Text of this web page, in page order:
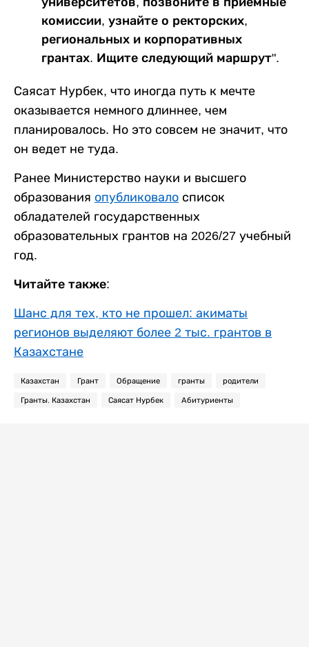
комиссии, узнайте о ректорских,
региональных и корпоративных
грантах. Ищите следующий маршрут".
Саясат Нурбек, что иногда путь к мечте
оказывается немного длиннее, чем
планировалось. Но это совсем не значит, что
он ведет не туда.
Ранее Министерство науки и высшего
образования опубликовало список
обладателей государственных
образовательных грантов на 2026/27 учебный
год.
Читайте также:
Шанс для тех, кто не прошел: акиматы
регионов выделяют более 2 тыс. грантов в
Казахстане
Казахстан Грант Обращение гранты родители
Гранты. Казахстан Саясат Нурбек Абитуриенты